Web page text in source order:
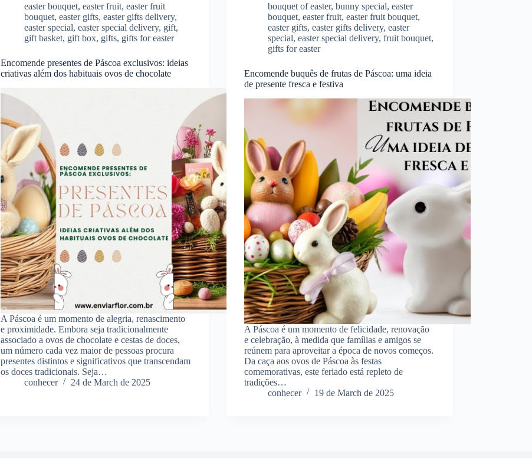
easter bouquet,easter fruit,easter fruit
bouquet,easter gifts,easter gifts delivery,
easter special,easter special delivery, gift,
gift basket, gift box, gifts, gifts for easter
Encomende presentes de Páscoa exclusivos: ideias
criativas além dos habituais ovos de chocolate
A Páscoa é um momento de alegria, renascimento
e proximidade. Embora seja tradicionalmente
associado a ovos de chocolate e cestas de doces,
um número cada vez maior de pessoas procura
presentes distintos e significativos que transcendam
os doces tradicionais. Seja…
conhecer
24 de March de 2025
bouquet of easter,bunny special,easter
bouquet,easter fruit,easter fruit bouquet,
easter gifts,easter gifts delivery,easter
special,easter special delivery,fruit bouquet,
gifts for easter
Encomende buquês de frutas de Páscoa: uma ideia
de presente fresca e festiva
A Páscoa é um momento de felicidade, renovação
e celebração, à medida que famílias e amigos se
reúnem para aproveitar a época de novos começos.
Da caça aos ovos de Páscoa às festas
comemorativas, este feriado está repleto de
tradições…
conhecer
19 de March de 2025